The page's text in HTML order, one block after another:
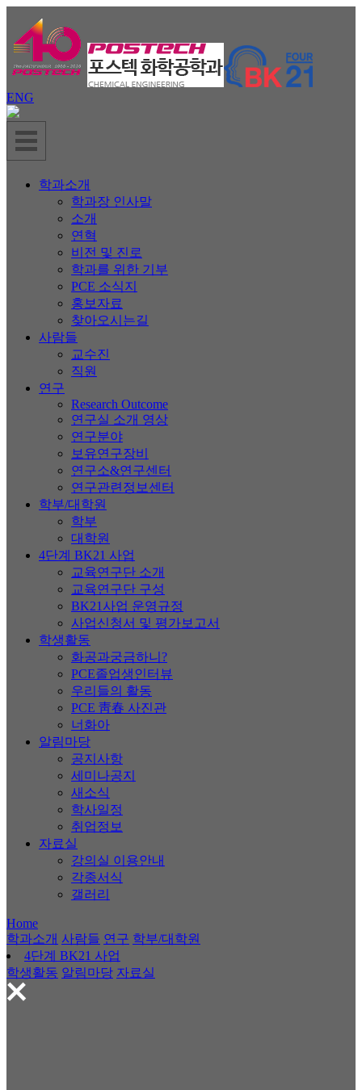
ENG
학과소개
학과장 인사말
소개
연혁
비전 및 진로
학과를 위한 기부
PCE 소식지
홍보자료
찾아오시는길
사람들
교수진
직원
연구
Research Outcome
연구실 소개 영상
연구분야
보유연구장비
연구소&연구센터
연구관련정보센터
학부/대학원
학부
대학원
4단계 BK21 사업
교육연구단 소개
교육연구단 구성
BK21사업 운영규정
사업신청서 및 평가보고서
학생활동
화공과궁금하니?
PCE졸업생인터뷰
우리들의 활동
PCE 靑春 사진관
너화아
알림마당
공지사항
세미나공지
새소식
학사일정
취업정보
자료실
강의실 이용안내
각종서식
갤러리
Home
학과소개 사람들 연구 학부/대학원
4단계 BK21 사업
학생활동 알림마당 자료실